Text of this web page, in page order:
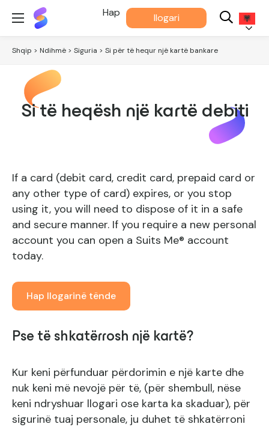
Më
Përshtatet®
Hap llogari
Shqip > Ndihmë > Siguria > Si për të hequr një kartë bankare
Si të heqësh një kartë debiti
If a card (debit card, credit card, prepaid card or
any other type of card) expires, or you stop
using it, you will need to dispose of it in a safe
and secure manner. If you require a new personal
account you can open a Suits Me® account
today.
Hap llogarinë tënde
Pse të shkatërrosh një kartë?
Kur keni përfunduar përdorimin e një karte dhe
nuk keni më nevojë për të, (për shembull, nëse
keni ndryshuar llogari ose karta ka skaduar), për
sigurinë tuaj personale, ju duhet të shkatërroni